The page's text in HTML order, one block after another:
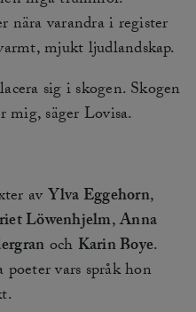
nära varandra i register
mjukt ljudlandskap.
sig i skogen. Skogen
säger Lovisa.
avYlva Eggehorn,
Löwenhjelm,Anna
och Karin Boye.
poeter vars språk hon